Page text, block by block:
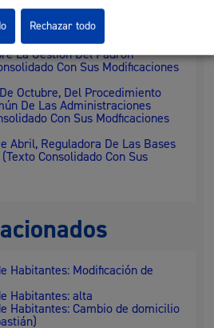
Estadística Y De La Dirección
Autonómica Y Local, Por La
Técnicas A Los
La Gestión Del Padrón
Con Sus Modificaciones
Octubre, Del Procedimiento
De Las Administraciones
Con Sus Modficaciones
Abril, Reguladora De Las Bases
Consolidado Con Sus
Habitantes: Modificación de
Habitantes: alta
Habitantes: Cambio de domicilio
Rechazar todo